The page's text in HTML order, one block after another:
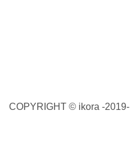
COPYRIGHT © ikora -2019-